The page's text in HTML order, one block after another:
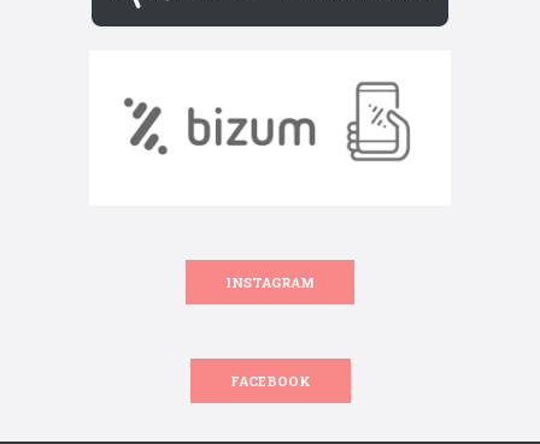
INSTAGRAM
FACEBOOK